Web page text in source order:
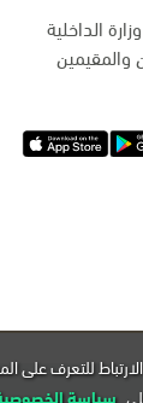
الداخلية
والمقيمين
للتعرف
سياسة